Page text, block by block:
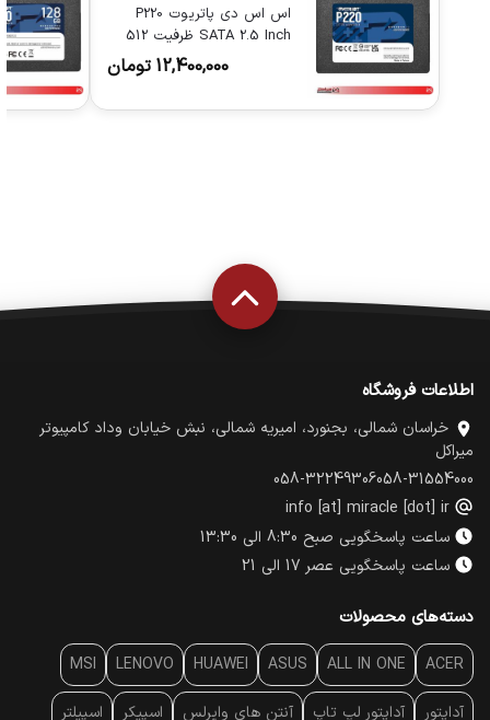
اس اس دی پاتریوت P220
SATA 2.5 Inch ظرفیت 512
12,400,000 تومان
اطلاعات فروشگاه
خراسان شمالی، بجنورد، امیریه شمالی، نبش خیابان وداد کامپیوتر
میراکل
058-31554000
058-32249306
info [at] miracle [dot] ir
ساعت پاسخگویی صبح 8:30 الی 13:30
ساعت پاسخگویی عصر 17 الی 21
دسته‌های محصولات
ACER
ALL IN ONE
ASUS
HUAWEI
LENOVO
MSI
آداپتور آداپتور لپ تاپ آنتن‌ های وایرلس اسپیکر اسپیلتر